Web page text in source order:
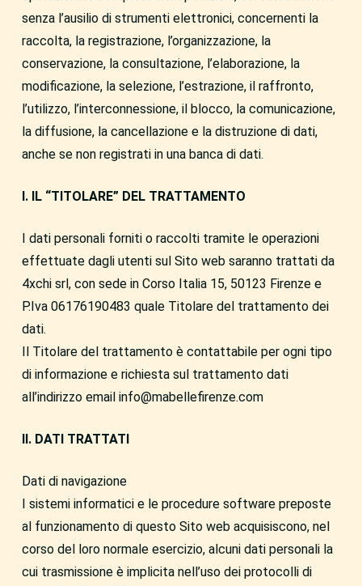
senza l’ausilio di strumenti elettronici, concernenti la
raccolta, la registrazione, l’organizzazione, la
conservazione, la consultazione, l’elaborazione, la
modificazione, la selezione, l’estrazione, il raffronto,
l’utilizzo, l’interconnessione, il blocco, la comunicazione,
la diffusione, la cancellazione e la distruzione di dati,
anche se non registrati in una banca di dati.
I. IL “TITOLARE” DEL TRATTAMENTO
I dati personali forniti o raccolti tramite le operazioni
effettuate dagli utenti sul Sito web saranno trattati da
4xchi srl, con sede in Corso Italia 15, 50123 Firenze e
P.Iva 06176190483 quale Titolare del trattamento dei
dati.
Il Titolare del trattamento è contattabile per ogni tipo
di informazione e richiesta sul trattamento dati
all’indirizzo email info@mabellefirenze.com
II. DATI TRATTATI
Dati di navigazione
I sistemi informatici e le procedure software preposte
al funzionamento di questo Sito web acquisiscono, nel
corso del loro normale esercizio, alcuni dati personali la
cui trasmissione è implicita nell’uso dei protocolli di